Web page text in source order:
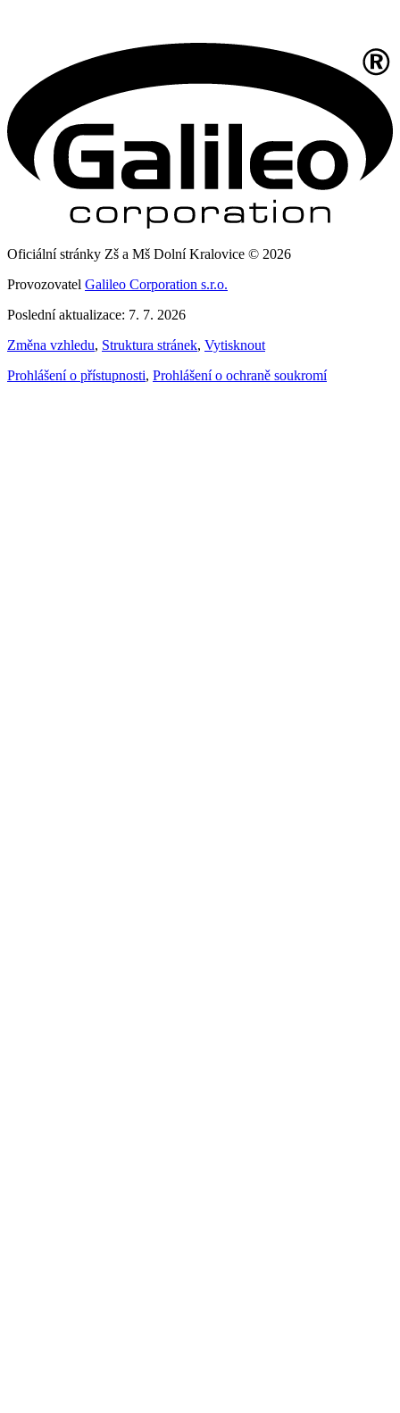
Oficiální stránky Zš a Mš Dolní Kralovice © 2026
Provozovatel Galileo Corporation s.r.o.
Poslední aktualizace: 7. 7. 2026
Změna vzhledu, Struktura stránek, Vytisknout
Prohlášení o přístupnosti, Prohlášení o ochraně soukromí